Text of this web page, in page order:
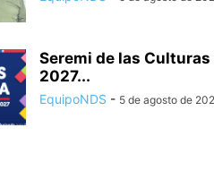
Seremi de las
2027...
EquipoNDS - 5 de agosto de